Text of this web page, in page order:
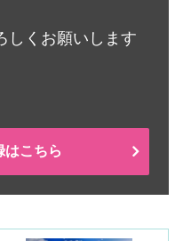
しくお願いします
はこちら